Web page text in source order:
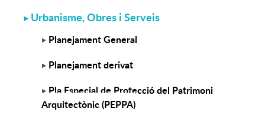
Urbanisme, Obres i Serveis
Planejament General
Planejament derivat
Pla Especial de Protecció del Patrimoni
Arquitectònic (PEPPA)